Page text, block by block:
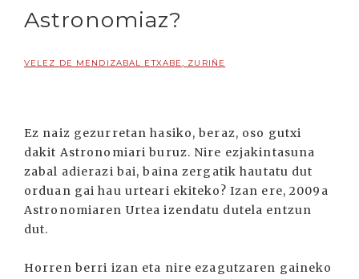
Astronomiaz?
VELEZ DE MENDIZABAL ETXABE, ZURIÑE
Ez naiz gezurretan hasiko, beraz, oso gutxi
dakit Astronomiari buruz. Nire ezjakintasuna
zabal adierazi bai, baina zergatik hautatu dut
orduan gai hau urteari ekiteko? Izan ere, 2009a
Astronomiaren Urtea izendatu dutela entzun
dut.
Horren berri izan eta nire ezagutzaren gaineko